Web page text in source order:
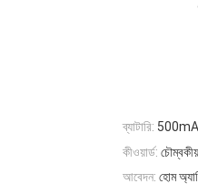
ব্যাটারি:
কীওয়ার্ড:
আবেদন: হোম